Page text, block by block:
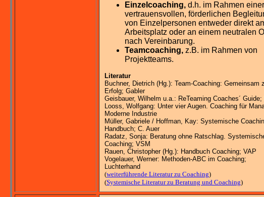
Einzelcoaching, d.h. im Rahmen einer
vertrauensvollen, förderlichen
von Einzelpersonen entweder direkt
Arbeitsplatz oder an einem neutralen
nach Vereinbarung.
Teamcoaching, z.B. im Rahmen von
Projektteams.
Literatur
Buchner, Dietrich (Hg.): Team-Coaching: Gemeinsam
Erfolg; Gabler
Geisbauer, Wilhelm u.a.: ReTeaming Coaches´ Guide;
Looss, Wolfgang: Unter vier Augen. Coaching für
Moderne Industrie
Müller, Gabriele / Hoffman, Kay: Systemische
Handbuch; C. Auer
Radatz, Sonja: Beratung ohne Ratschlag.
Coaching; VSM
Rauen, Christopher (Hg.): Handbuch Coaching; VAP
Vogelauer, Werner: Methoden-ABC im Coaching;
Luchterhand
(weiterführende Literatur zu Coaching)
(Systemische Literatur zu Beratung und Coaching)